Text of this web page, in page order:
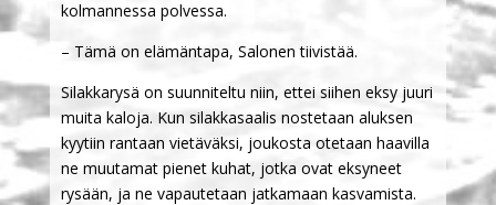
kolmannessa polvessa.
– Tämä on elämäntapa, Salonen tiivistää.
Silakkarysä on suunniteltu niin, ettei siihen eksy juuri
muita kaloja. Kun silakkasaalis nostetaan aluksen
kyytiin rantaan vietäväksi, joukosta otetaan haavilla
ne muutamat pienet kuhat, jotka ovat eksyneet
rysään, ja ne vapautetaan jatkamaan kasvamista.